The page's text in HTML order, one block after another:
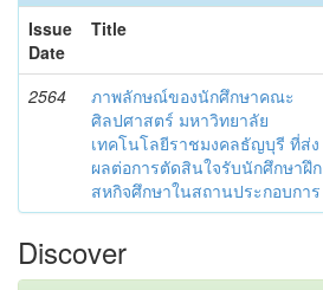
Issue
Date
Title
2564
ภาพลักษณ์ของนักศึกษาคณะ
ศิลปศาสตร์ มหาวิทยาลัย
เทคโนโลยีราชมงคลธัญบุรี ที่ส่ง
ผลต่อการตัดสินใจรับนักศึกษาฝึก
สหกิจศึกษาในสถานประกอบการ
Discover